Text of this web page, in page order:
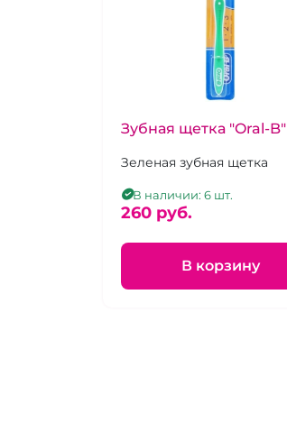
Зубная щетка "Oral-B"
Зеленая зубная щетка
В наличии: 6 шт.
260 pуб.
В корзину